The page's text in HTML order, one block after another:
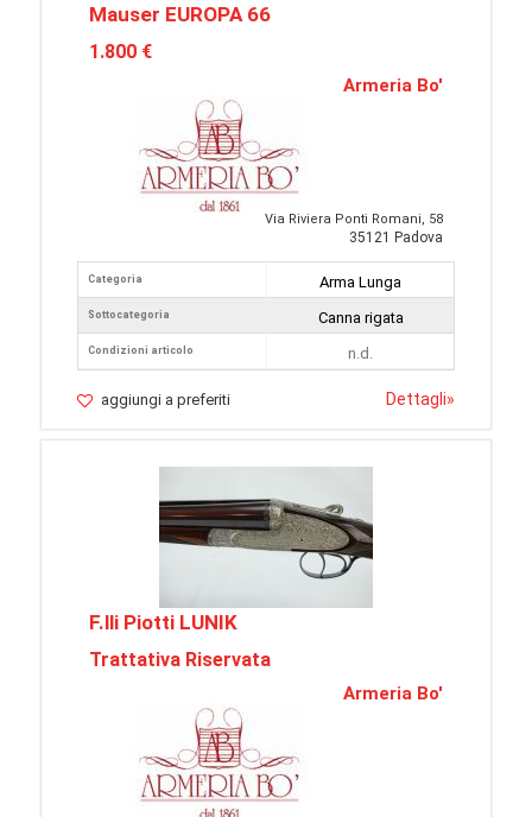
Mauser EUROPA 66
1.800 €
Armeria Bo'
Via Riviera Ponti Romani, 58
35121 Padova
Categoria
Sottocategoria
Condizioni articolo
Arma Lunga
Canna rigata
n.d.
aggiungi a preferiti Dettagli»
F.lli Piotti LUNIK
Trattativa Riservata
Armeria Bo'